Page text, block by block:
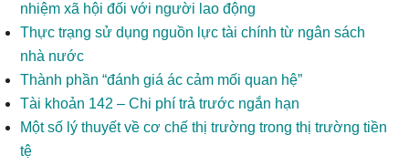
nhiệm xã hội đối với người lao động
Thực trạng sử dụng nguồn lực tài chính từ ngân sách
nhà nước
Thành phần “đánh giá ác cảm mối quan hệ”
Tài khoản 142 – Chi phí trả trước ngắn hạn
Một số lý thuyết về cơ chế thị trường trong thị trường tiền
tệ